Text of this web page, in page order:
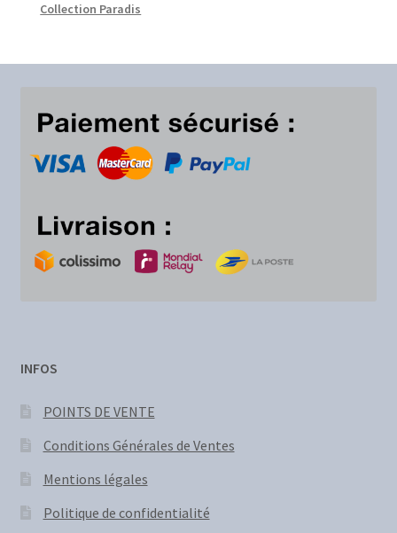
Collection Paradis
INFOS
POINTS DE VENTE
Conditions Générales de Ventes
Mentions légales
Politique de confidentialité